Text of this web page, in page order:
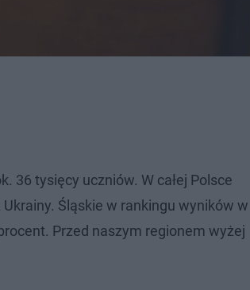
36 tysięcy uczniów. W całej Polsce
Śląskie w rankingu wyników w
Przed naszym regionem wyżej